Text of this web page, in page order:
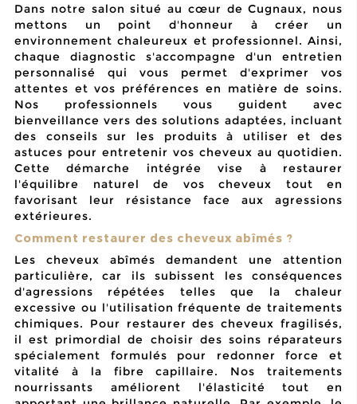
Dans notre salon situé au cœur de Cugnaux, nous
mettons un point d'honneur à créer un
environnement chaleureux et professionnel. Ainsi,
chaque diagnostic s'accompagne d'un entretien
personnalisé qui vous permet d'exprimer vos
attentes et vos préférences en matière de soins.
Nos professionnels vous guident avec
bienveillance vers des solutions adaptées, incluant
des conseils sur les produits à utiliser et des
astuces pour entretenir vos cheveux au quotidien.
Cette démarche intégrée vise à restaurer
l'équilibre naturel de vos cheveux tout en
favorisant leur résistance face aux agressions
extérieures.
Comment restaurer des cheveux abîmés ?
Les cheveux abîmés demandent une attention
particulière, car ils subissent les conséquences
d'agressions répétées telles que la chaleur
excessive ou l'utilisation fréquente de traitements
chimiques. Pour restaurer des cheveux fragilisés,
il est primordial de choisir des soins réparateurs
spécialement formulés pour redonner force et
vitalité à la fibre capillaire. Nos traitements
nourrissants améliorent l'élasticité tout en